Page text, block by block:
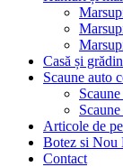
Casă și
Scaune auto
Articole de
Botez si Nou
Contact